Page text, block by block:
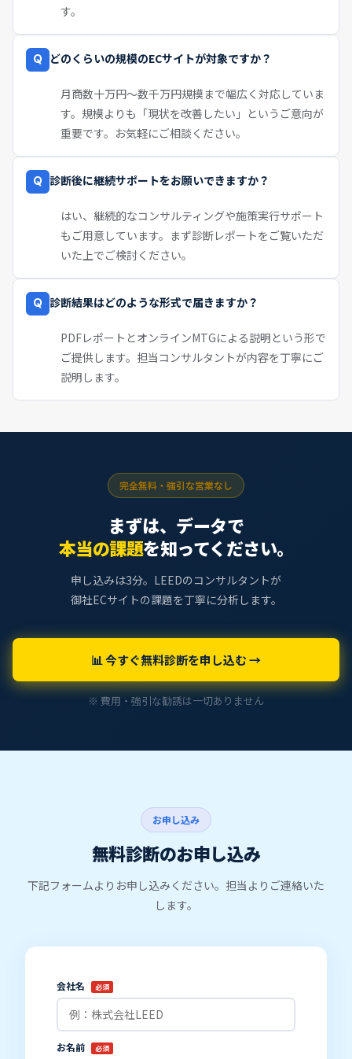
す。
Q どのくらいの規模のECサイトが対象ですか？
月商数十万円〜数千万円規模まで幅広く対応していま
す。規模よりも「現状を改善したい」というご意向が
重要です。お気軽にご相談ください。
Q 診断後に継続サポートをお願いできますか？
はい、継続的なコンサルティングや施策実行サポート
もご用意しています。まず診断レポートをご覧いただ
いた上でご検討ください。
Q 診断結果はどのような形式で届きますか？
PDFレポートとオンラインMTGによる説明という形で
ご提供します。担当コンサルタントが内容を丁寧にご
説明します。
完全無料・強引な営業なし
まずは、データで
本当の課題を知ってください。
申し込みは3分。LEEDのコンサルタントが
御社ECサイトの課題を丁寧に分析します。
📊 今すぐ無料診断を申し込む →
※ 費用・強引な勧誘は一切ありません
お申し込み
無料診断のお申し込み
下記フォームよりお申し込みください。担当よりご連絡いた
します。
会社名 必須
お名前 必須